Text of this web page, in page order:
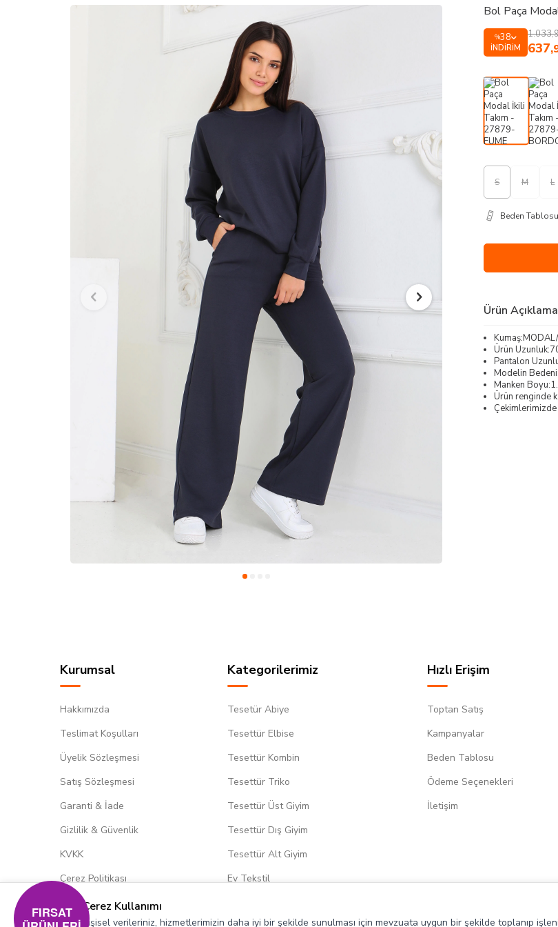
Bol Paça
%38
İNDIRIM 637
S M L
Beden Tablosu
Ürün
Ürün
Pantalon
Modelin
Manken
Ürün renginde
Kurumsal
Hakkımızda
Teslimat Koşulları
Üyelik Sözleşmesi
Satış Sözleşmesi
Garanti & İade
Gizlilik & Güvenlik
KVKK
Çerez Politikası
Kategorilerimiz
Tesetür Abiye
Tesettür Elbise
Tesettür Kombin
Tesettür Triko
Tesettür Üst Giyim
Tesettür Dış Giyim
Tesettür Alt Giyim
Ev Tekstil
Hızlı Erişim
Toptan Satış
Kampanyalar
Beden Tablosu
Ödeme Seçenekleri
İletişim
Çerez Kullanımı
Kişisel verileriniz, hizmetlerimizin daha iyi bir şekilde sunulması için mevzuata uygun bir şekilde toplanıp
FIRSAT